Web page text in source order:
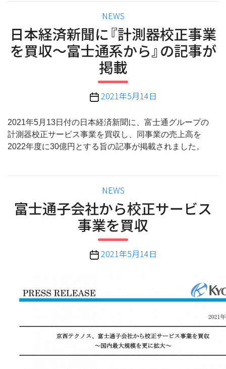
カ
テ
ゴ
リ
ー
NEWS
日本経済新聞に『計測器校正事業
を買収〜富士通系から』の記事が
掲載
投
日
2021年5月14日
2021年5月13日付の日本経済新聞に、富士通グループの
計測器校正サービス事業を買収し、同事業の売上高を
2022年度に30億円とする旨の記事が掲載されました。
カ
テ
ゴ
リ
ー
NEWS
富士通子会社から校正サービス
事業を買収
投 2021年5月14日